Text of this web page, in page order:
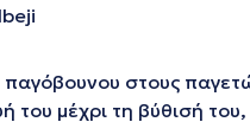
στους
μέχρι τη βύθισή του,